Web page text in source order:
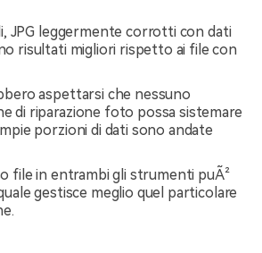
JPG leggermente corrotti con dati
risultati migliori rispetto ai file con
aspettarsi che nessuno
di riparazione foto possa sistemare
porzioni di dati sono andate
file in entrambi gli strumenti puÃ²
gestisce meglio quel particolare